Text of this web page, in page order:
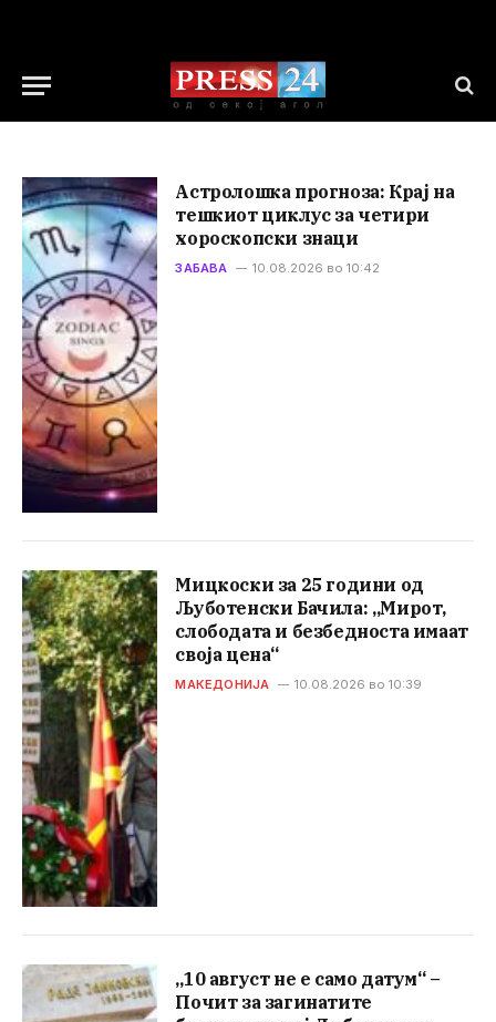
Астролошка прогноза: Крај на
тешкиот циклус за четири
хороскопски знаци
ЗАБАВА 10.08.2026 во 10:42
Мицкоски за 25 години од
Љуботенски Бачила: „Мирот,
слободата и безбедноста имаат
своја цена“
МАКЕДОНИЈА 10.08.2026 во 10:39
„10 август не е само датум“ –
Почит за загинатите